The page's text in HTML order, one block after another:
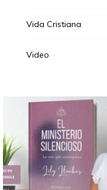
Vida Cristiana
Video